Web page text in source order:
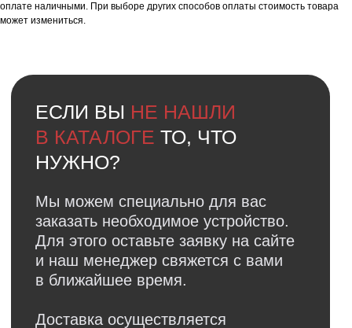
оплате наличными. При выборе других способов оплаты стоимость товара
может измениться.
Ответы начастые вопросы